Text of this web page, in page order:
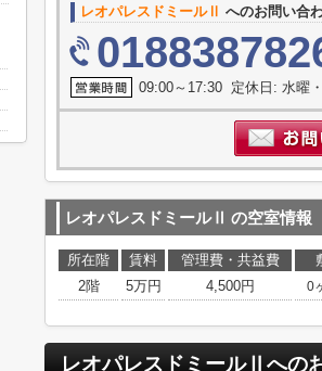
レオパレスドミールⅡ へのお問い合
09:00～17:30 定休日: 水曜
レオパレスドミールⅡ の空室情報
所在階 賃料 管理費・共益費
2階
5万円 4,500円 0
レオパレスドミールⅡ への